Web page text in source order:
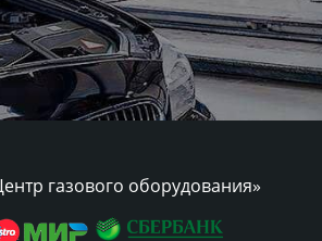
газового оборудования»